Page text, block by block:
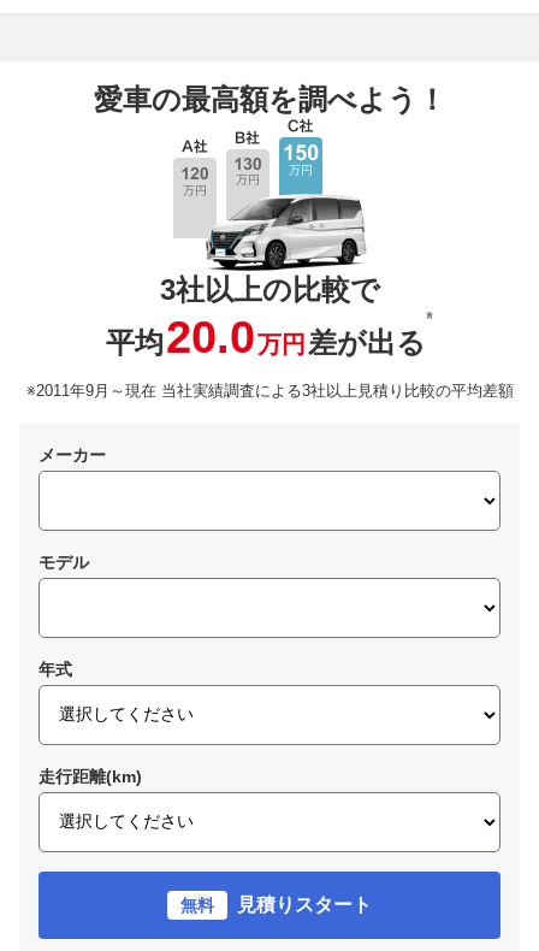
愛車の最高額を調べよう！
3社以上の比較で
平均20.0万円 差が出る
※
※2011年9月～現在 当社実績調査による3社以上見積り比較の平均差額
メーカー
モデル
年式
走行距離(km)
無料 見積りスタート